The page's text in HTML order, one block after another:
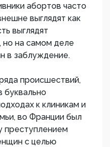
абортов часто
выглядят как
выглядят
но на самом деле
в заблуждение.
происшествий,
буквально
к клиникам и
во Франции был
преступлением
с целью